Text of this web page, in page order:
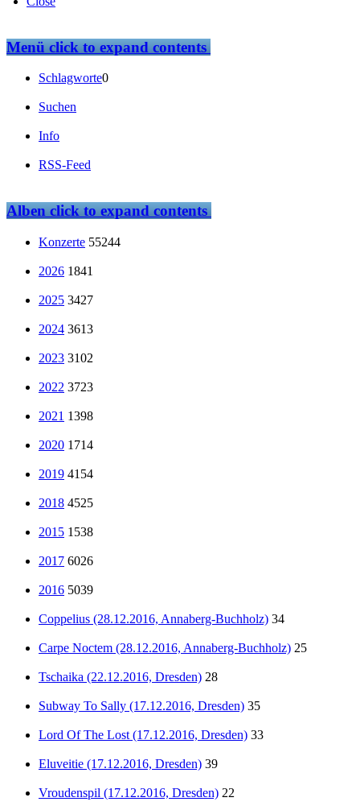
Menüclick to expand contents
Schlagworte0
Suchen
Info
RSS-Feed
Albenclick to expand contents
Konzerte 55244
2026 1841
2025 3427
2024 3613
2023 3102
2022 3723
2021 1398
2020 1714
2019 4154
2018 4525
2015 1538
2017 6026
2016 5039
Coppelius (28.12.2016, Annaberg-Buchholz) 34
Carpe Noctem (28.12.2016, Annaberg-Buchholz) 25
Tschaika (22.12.2016, Dresden) 28
Subway To Sally (17.12.2016, Dresden) 35
Lord Of The Lost (17.12.2016, Dresden) 33
Eluveitie (17.12.2016, Dresden) 39
Vroudenspil (17.12.2016, Dresden) 22